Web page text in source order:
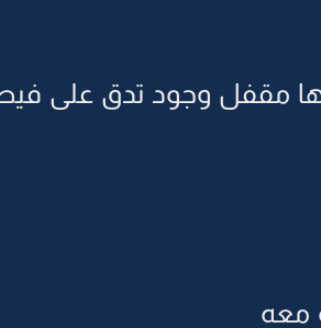
مقفل وجود تدق على
معه